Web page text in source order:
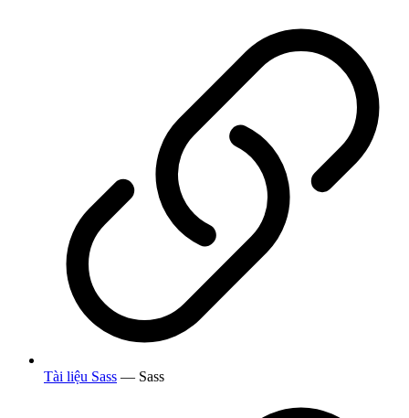
Tài liệu Sass — Sass